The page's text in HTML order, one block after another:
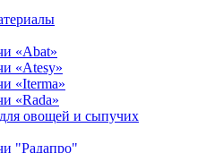
«Abat»
«Atesy»
«Iterma»
«Rada»
овощей и сыпучих
"Радапро"